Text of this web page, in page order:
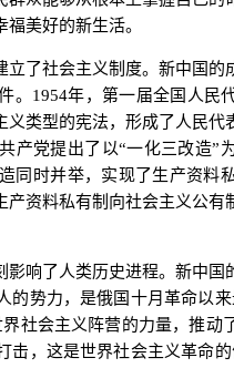
美好的新生活。
了社会主义制度。新中国的
。1954年，第一届全国人民
类型的宪法，形成了人民代
产党提出了以“一化三改造”
同时并举，实现了生产资料
资料私有制向社会主义公有
响了人类历史进程。新中国
的势力，是俄国十月革命以
社会主义阵营的力量，推动
击，这是世界社会主义革命